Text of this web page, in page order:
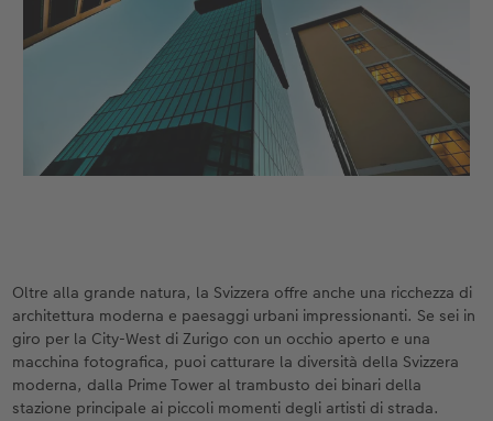
Oltre alla grande natura, la Svizzera offre anche una ricchezza di
architettura moderna e paesaggi urbani impressionanti. Se sei in
giro per la City-West di Zurigo con un occhio aperto e una
macchina fotografica, puoi catturare la diversità della Svizzera
moderna, dalla Prime Tower al trambusto dei binari della
stazione principale ai piccoli momenti degli artisti di strada.